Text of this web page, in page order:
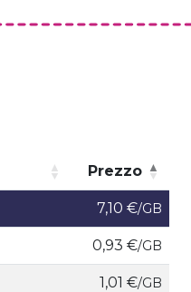
Prezzo
Prezzo
7,10 €/GB
0,93 €/GB
1,01 €/GB